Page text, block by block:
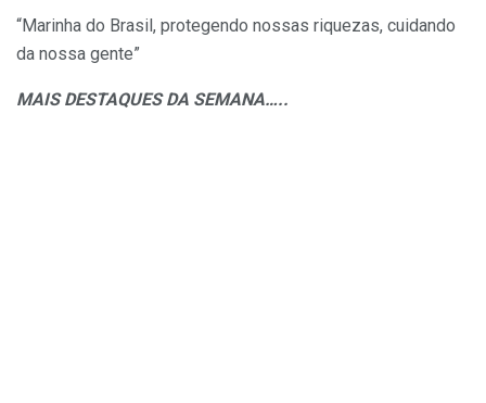
“Marinha do Brasil, protegendo nossas riquezas, cuidando
da nossa gente”
MAIS DESTAQUES DA SEMANA…..